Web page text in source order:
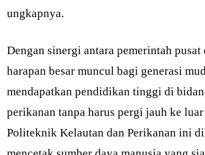
ungkapnya.
Dengan sinergi antara pemerintah pusat
harapan besar muncul bagi generasi
mendapatkan pendidikan tinggi di
perikanan tanpa harus pergi jauh ke
Politeknik Kelautan dan Perikanan ini